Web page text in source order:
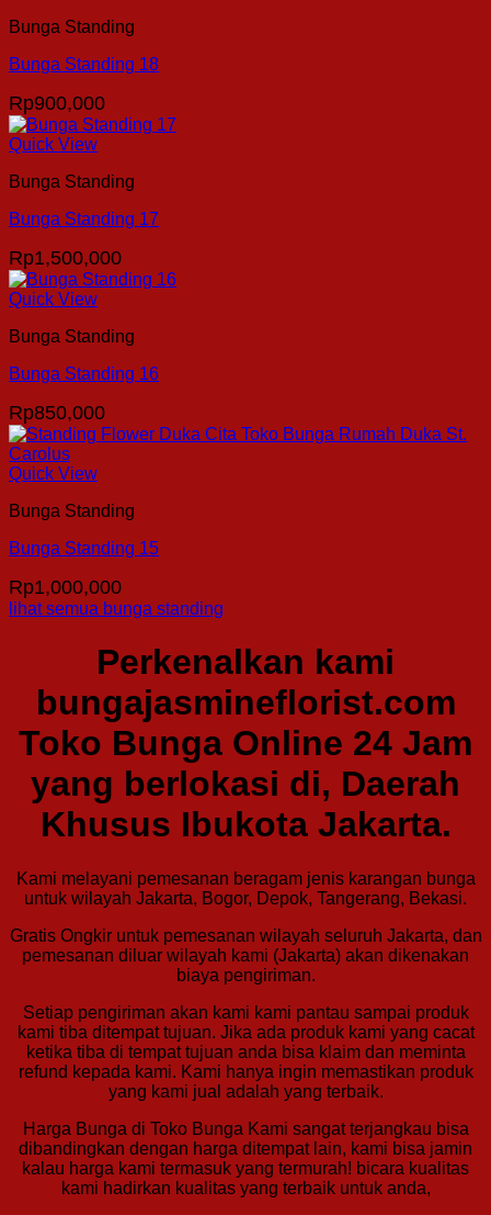
Bunga Standing
Bunga Standing 18
Rp900,000
Quick View
Bunga Standing
Bunga Standing 17
Rp1,500,000
Quick View
Bunga Standing
Bunga Standing 16
Rp850,000
Quick View
Bunga Standing
Bunga Standing 15
Rp1,000,000
lihat semua bunga standing
Perkenalkan kami
bungajasmineflorist.com
Toko Bunga Online 24 Jam
yang berlokasi di, Daerah
Khusus Ibukota Jakarta.
Kami melayani pemesanan beragam jenis karangan bunga
untuk wilayah Jakarta, Bogor, Depok, Tangerang, Bekasi.
Gratis Ongkir untuk pemesanan wilayah seluruh Jakarta, dan
pemesanan diluar wilayah kami (Jakarta) akan dikenakan
biaya pengiriman.
Setiap pengiriman akan kami kami pantau sampai produk
kami tiba ditempat tujuan. Jika ada produk kami yang cacat
ketika tiba di tempat tujuan anda bisa klaim dan meminta
refund kepada kami. Kami hanya ingin memastikan produk
yang kami jual adalah yang terbaik.
Harga Bunga di Toko Bunga Kami sangat terjangkau bisa
dibandingkan dengan harga ditempat lain, kami bisa jamin
kalau harga kami termasuk yang termurah! bicara kualitas
kami hadirkan kualitas yang terbaik untuk anda,